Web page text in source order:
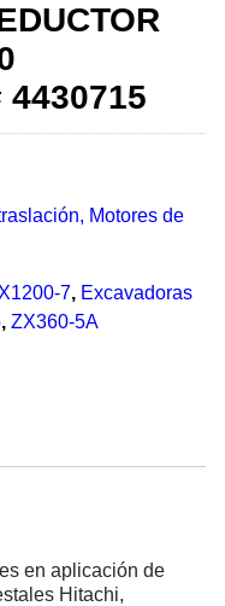
4430715
Motores de
7, Excavadoras
, ZX360-5A
en aplicación de
Hitachi,